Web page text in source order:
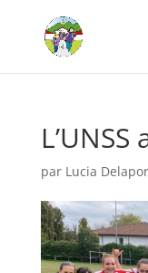
par Lucia